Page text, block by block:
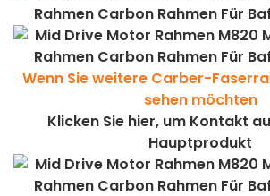
Wenn Sie weitere Carber-
sehen möchten
Klicken Sie hier, um Kontakt
Hauptprodukt